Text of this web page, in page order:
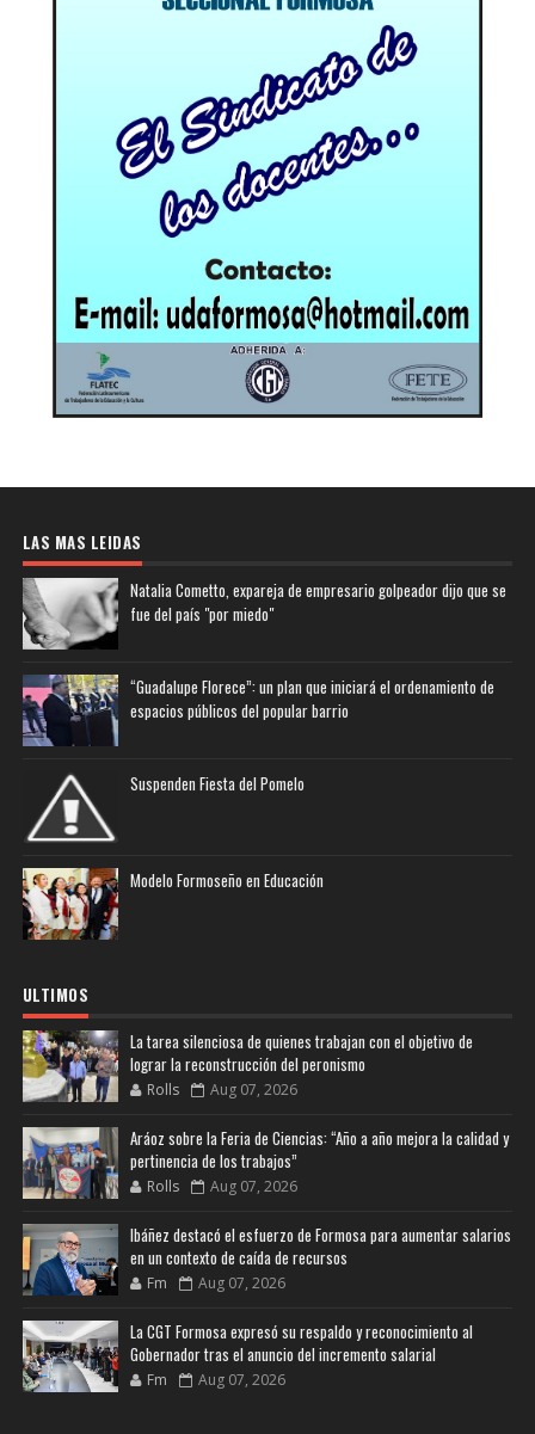
LAS MAS LEIDAS
Natalia Cometto, expareja de empresario golpeador dijo que se
fue del país "por miedo"
“Guadalupe Florece”: un plan que iniciará el ordenamiento de
espacios públicos del popular barrio
Suspenden Fiesta del Pomelo
Modelo Formoseño en Educación
ULTIMOS
La tarea silenciosa de quienes trabajan con el objetivo de
lograr la reconstrucción del peronismo
Rolls Aug 07, 2026
Aráoz sobre la Feria de Ciencias: “Año a año mejora la calidad y
pertinencia de los trabajos”
Rolls Aug 07, 2026
Ibáñez destacó el esfuerzo de Formosa para aumentar salarios
en un contexto de caída de recursos
Fm Aug 07, 2026
La CGT Formosa expresó su respaldo y reconocimiento al
Gobernador tras el anuncio del incremento salarial
Fm Aug 07, 2026